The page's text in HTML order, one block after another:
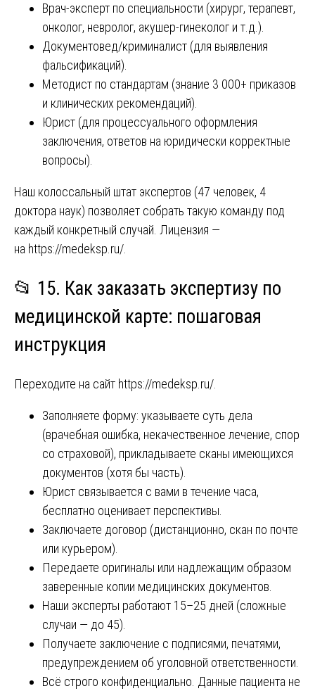
Врач-эксперт по специальности (хирург, терапевт,
онколог, невролог, акушер-гинеколог и т.д.).
Документовед/криминалист (для выявления
фальсификаций).
Методист по стандартам (знание 3 000+ приказов
и клинических рекомендаций).
Юрист (для процессуального оформления
заключения, ответов на юридически корректные
вопросы).
Наш колоссальный штат экспертов (47 человек, 4
доктора наук) позволяет собрать такую команду под
каждый конкретный случай. Лицензия —
на https://medeksp.ru/.
📂 15. Как заказать экспертизу по
медицинской карте: пошаговая
инструкция
Переходите на сайт https://medeksp.ru/
Заполняете форму: указываете суть дела
(врачебная ошибка, некачественное лечение, спор
со страховой), прикладываете сканы имеющихся
документов (хотя бы часть).
Юрист связывается с вами в течение часа,
бесплатно оценивает перспективы.
Заключаете договор (дистанционно, скан по почте
или курьером).
Передаете оригиналы или надлежащим образом
заверенные копии медицинских документов.
Наши эксперты работают 15–25 дней (сложные
случаи — до 45).
Получаете заключение с подписями, печатями,
предупреждением об уголовной ответственности.
Всё строго конфиденциально. Данные пациента не